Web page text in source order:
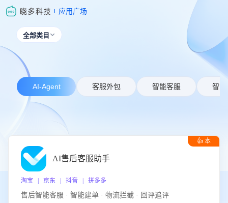
应用广场
全部类目 
AI-Agent 客服外包 智能客服 智能
👍 本
AI售后客服助手
淘宝 | 京东 | 抖音 | 拼多多
售后智能客服 · 智能建单 · 物流拦截 · 回评追评